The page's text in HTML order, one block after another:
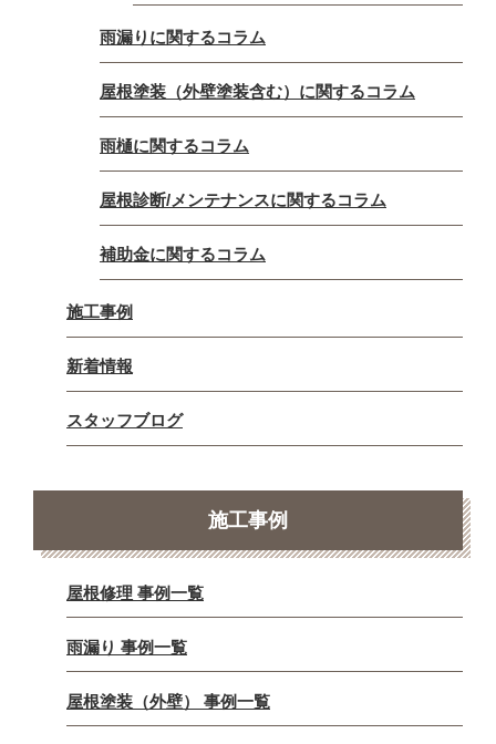
雨漏りに関するコラム
屋根塗装（外壁塗装含む）に関するコラム
雨樋に関するコラム
屋根診断/メンテナンスに関するコラム
補助金に関するコラム
施工事例
新着情報
スタッフブログ
施工事例
屋根修理 事例一覧
雨漏り 事例一覧
屋根塗装（外壁） 事例一覧